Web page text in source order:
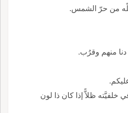
من حرّ الشمس.
دنا منهم وقرُب.
ظلاًّ إذا كان ذا لون